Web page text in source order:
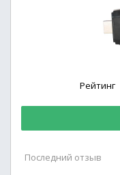
Рейтинг
Последний отзыв